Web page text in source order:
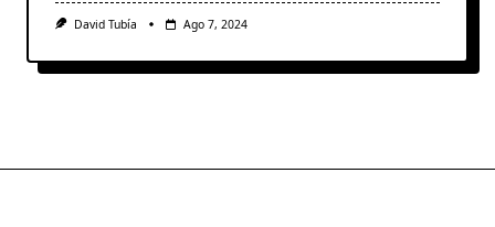
David Tubía Ago 7, 2024